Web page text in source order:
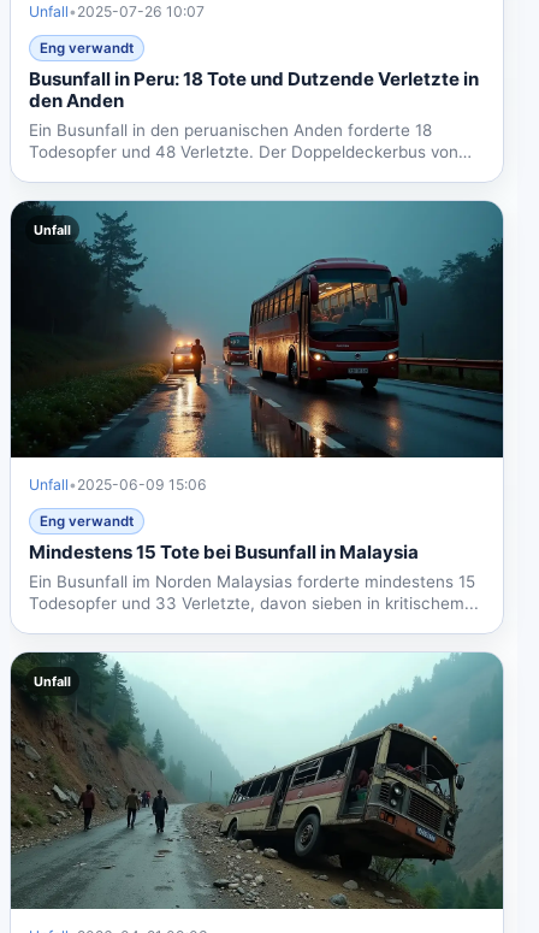
Unfall• 2025-07-26 10:07
Eng verwandt
Busunfall in Peru: 18 Tote und Dutzende Verletzte in
den Anden
Ein Busunfall in den peruanischen Anden forderte 18
Todesopfer und 48 Verletzte. Der Doppeldeckerbus von
Unfall
Unfall• 2025-06-09 15:06
Eng verwandt
Mindestens 15 Tote bei Busunfall in Malaysia
Ein Busunfall im Norden Malaysias forderte mindestens 15
Todesopfer und 33 Verletzte, davon sieben in kritischem...
Unfall